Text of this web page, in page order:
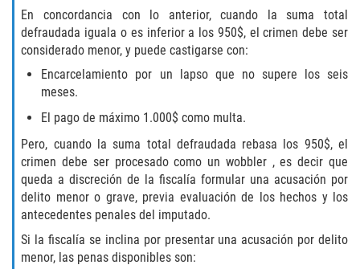
HIT AND RUN
VEHICULAR MANSLAUGHTER
DRUG CRIMES
DIVERSION
DRUG POSSESSION
MARIJUANA
En concordancia con lo anterior, cuando la suma total
defraudada iguala o es inferior a los 950$, el crimen debe ser
considerado menor, y puede castigarse con:
Encarcelamiento por un lapso que no supere los seis
meses.
El pago de máximo 1.000$ como multa.
Pero, cuando la suma total defraudada rebasa los 950$, el
crimen debe ser procesado como un wobbler , es decir que
queda a discreción de la fiscalía formular una acusación por
delito menor o grave, previa evaluación de los hechos y los
antecedentes penales del imputado.
Si la fiscalía se inclina por presentar una acusación por delito
menor, las penas disponibles son: